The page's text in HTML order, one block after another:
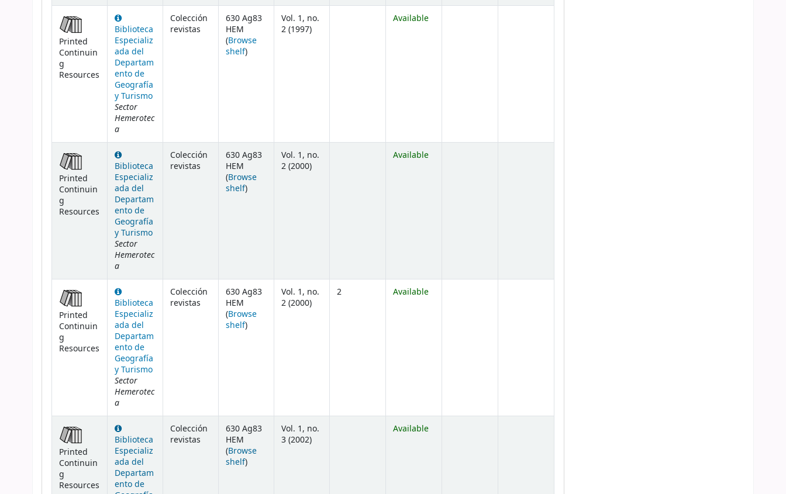
Printed
Continuin
g
Resources
Biblioteca
Especializ
ada del
Departam
ento de
Geografía
y Turismo
Sector
Hemerotec
a
Colección
revistas
630 Ag83
HEM
(Browse
shelf(Opens below)
)
Vol. 1, no.
2 (1997)
Available
Printed
Continuin
g
Resources
Biblioteca
Especializ
ada del
Departam
ento de
Geografía
y Turismo
Sector
Hemerotec
a
Colección
revistas
630 Ag83
HEM
(Browse
shelf(Opens below)
)
Vol. 1, no.
2 (2000)
Available
Printed
Continuin
g
Resources
Biblioteca
Especializ
ada del
Departam
ento de
Geografía
y Turismo
Sector
Hemerotec
a
Colección
revistas
630 Ag83
HEM
(Browse
shelf(Opens below)
)
Vol. 1, no.
2 (2000)
2 Available
Printed
Continuin
g
Resources
Biblioteca
Especializ
ada del
Departam
ento de
Colección
revistas
630 Ag83
HEM
(Browse
shelf(Opens below)
)
Vol. 1, no.
3 (2002)
Available